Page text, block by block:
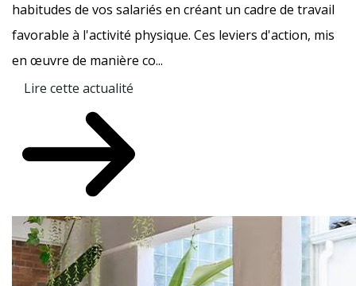
habitudes de vos salariés en créant un cadre de travail
favorable à l'activité physique. Ces leviers d'action, mis
en œuvre de manière co...
Lire cette actualité